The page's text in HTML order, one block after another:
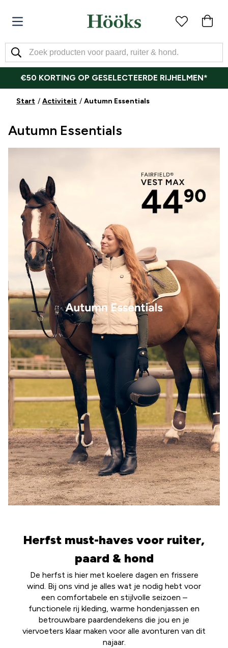
€50 KORTING OP GESELECTEERDE RIJHELMEN*
Start Activiteit Autumn Essentials
Autumn Essentials
Herfst must-haves voor ruiter,
paard & hond
De herfst is hier met koelere dagen en frissere
wind. Bij ons vind je alles wat je nodig hebt voor
een comfortabele en stijlvolle seizoen –
functionele rij kleding, warme hondenjassen en
betrouwbare paardendekens die jou en je
viervoeters klaar maken voor alle avonturen van dit
najaar.